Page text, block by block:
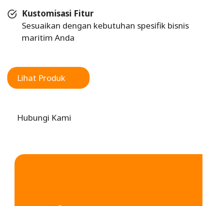
Kustomisasi Fitur
Sesuaikan dengan kebutuhan spesifik bisnis
maritim Anda
Lihat Produk
Hubungi Kami